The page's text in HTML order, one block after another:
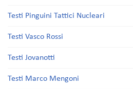
Testi Pinguini Tattici Nucleari
Testi Vasco Rossi
Testi Jovanotti
Testi Marco Mengoni